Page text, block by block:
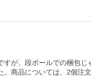
が、段ボールでの梱包
商品については、2個注